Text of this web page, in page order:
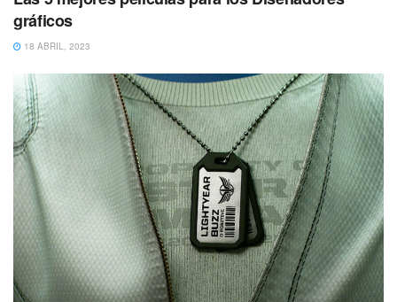
gráficos
18 ABRIL, 2023